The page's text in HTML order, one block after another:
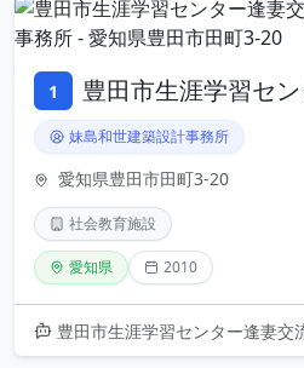
1 豊田市生涯学習セ
妹島和世建築設計事務所
愛知県豊田市田町3-20
社会教育施設
愛知県 2010
豊田市生涯学習センター逢妻交流館は、日本を代表する建築家・妹島和世による設計で、2010年に竣工した